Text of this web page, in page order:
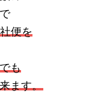
便を
も
ます。